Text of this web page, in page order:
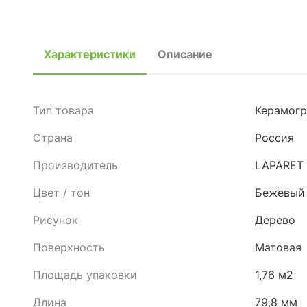
Характеристики Описание
Тип товара
Страна
Россия
Производитель
LAPARET
Цвет / тон
Бежевый
Рисунок
Дерево
Поверхность
Матовая
Площадь упаковки
1,76 м2
Длина
79,8 мм